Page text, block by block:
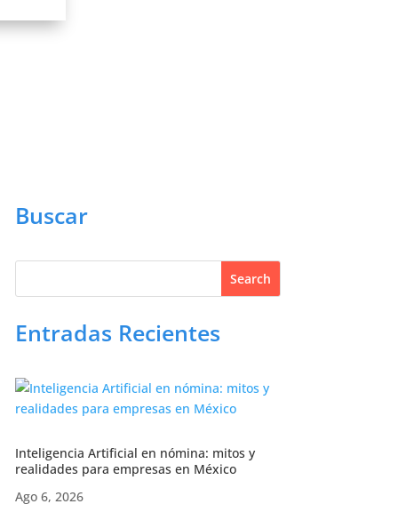
Buscar
Entradas Recientes
Inteligencia Artificial en nómina: mitos y
realidades para empresas en México
Ago 6, 2026